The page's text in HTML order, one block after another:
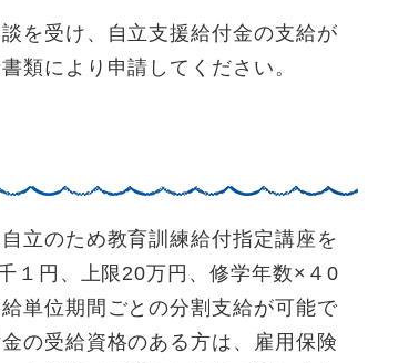
を受け、自立支援給付金の支給が
類により申請してください。
立のため教育訓練給付指定講座を
１円、上限20万円、修学年数×４0
単位期間ごとの分割支給が可能で
の受給資格のある方は、雇用保険